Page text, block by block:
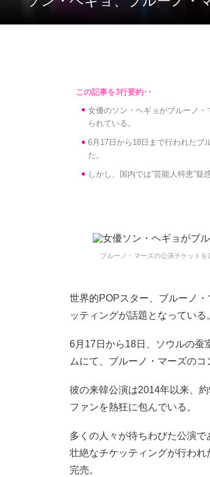
女優のソン・ヘギョがブルーノ
られている。
6月17日から18日まで行われたブ
た。
しかし、国内では”芸能人特恵”疑
ブルーノ・マーズの公演チケット
世界的POPスター、ブルーノ
ッティングが話題となっている
6月17日から18日、ソウルの蚕
ムにて、ブルーノ・マーズのコ
彼の来韓公演は2014年以来、
ファンを熱狂に包んでいる。
多くの人々が待ちわびた公演
壮絶なチケッティングが行わ
完売。